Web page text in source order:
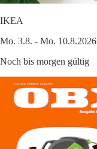
IKEA
Mo. 3.8. - Mo. 10.8.2026
Noch bis morgen gültig